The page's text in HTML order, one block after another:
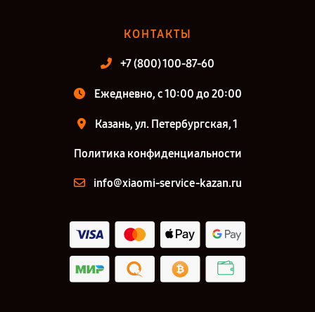
КОНТАКТЫ
+7 (800) 100-87-60
Ежедневно, с 10:00 до 20:00
Казань, ул. Петербургская, 1
Политика конфиденциальности
info@xiaomi-service-kazan.ru